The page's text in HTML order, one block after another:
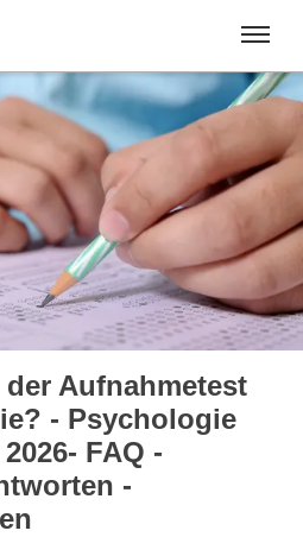
2026 | 32
Deutsch
Aufnahmetest
- Psychologie
FAQ -
-